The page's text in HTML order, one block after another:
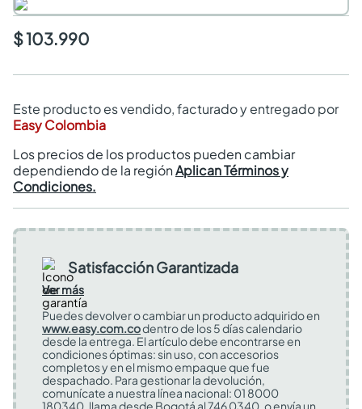
$ 103.990
Este producto es vendido, facturado y entregado por
Easy Colombia
Los precios de los productos pueden cambiar
dependiendo de la regiónAplican Términos y
Condiciones.
Satisfacción Garantizada
Ver más
Puedes devolver o cambiar un producto adquirido en
www.easy.com.codentro de los 5 días calendario
desde la entrega. El artículo debe encontrarse en
condiciones óptimas: sin uso, con accesorios
completos y en el mismo empaque que fue
despachado. Para gestionar la devolución,
comunícate a nuestra línea nacional: 01 8000
180340, llama desde Bogotá al 746 0340, o envía un